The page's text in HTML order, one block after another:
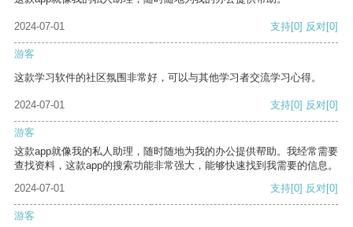
2024-07-01 支持[0] 反对[0]
游客
这款学习软件的社区氛围非常好，可以与其他学习者交流学习心得。
2024-07-01 支持[0] 反对[0]
游客
这款app就像我的私人助理，随时随地为我的办公提供帮助。我经常需要
查找资料，这款app的搜索功能非常强大，能够快速找到我需要的信息。
2024-07-01
支持[0] 反对[0]
游客